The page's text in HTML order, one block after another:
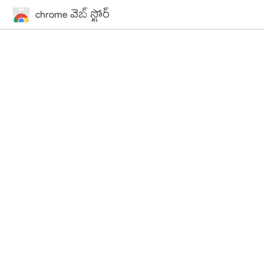
chrome వెబ్ స్టోర్